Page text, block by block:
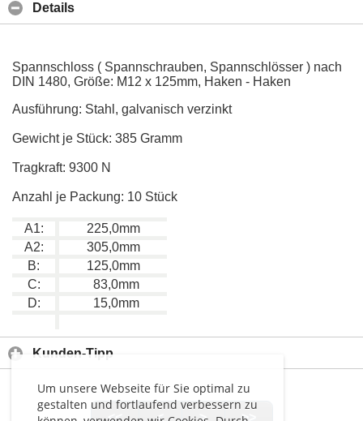
Um unsere Webseite für Sie optimal zu
gestalten und fortlaufend verbessern zu
Details
Spannschloss ( Spannschrauben, Spannschlösser ) nach
DIN 1480, Größe: M12 x 125mm, Haken - Haken
Ausführung: Stahl, galvanisch verzinkt
Gewicht je Stück: 385 Gramm
Tragkraft: 9300 N
Anzahl je Packung: 10 Stück
A1:
225,0mm
A2:
305,0mm
B:
125,0mm
C:
83,0mm
D:
15,0mm
Kunden-Tipp
<< < > >>